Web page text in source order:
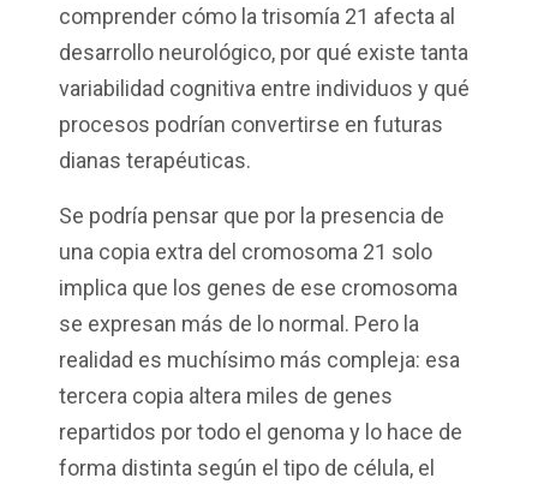
comprender cómo la trisomía 21 afecta al
desarrollo neurológico, por qué existe tanta
variabilidad cognitiva entre individuos y qué
procesos podrían convertirse en futuras
dianas terapéuticas.
Se podría pensar que por la presencia de
una copia extra del cromosoma 21 solo
implica que los genes de ese cromosoma
se expresan más de lo normal. Pero la
realidad es muchísimo más compleja: esa
tercera copia altera miles de genes
repartidos por todo el genoma y lo hace de
forma distinta según el tipo de célula, el